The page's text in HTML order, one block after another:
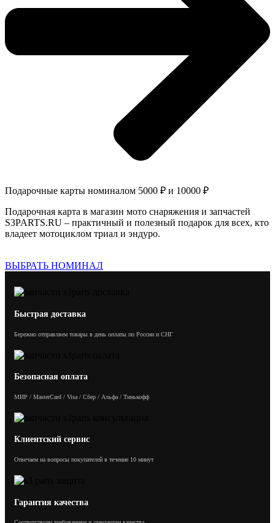
Подарочные карты номиналом 5000 ₽ и 10000 ₽
Подарочная карта в магазин мото снаряжения и запчастей
S3PARTS.RU – практичный и полезный подарок для всех, кто
владеет мотоциклом триал и эндуро.
ВЫБРАТЬ НОМИНАЛ
Быстрая доставка
Бережно отправляем товары в день оплаты по России и СНГ
Безопасная оплата
МИР / MasterCard / Visa / Сбер / Альфа / Тинькофф
Клиентский сервис
Отвечаем на вопросы покупателей в течение 10 минут
Гарантия качества